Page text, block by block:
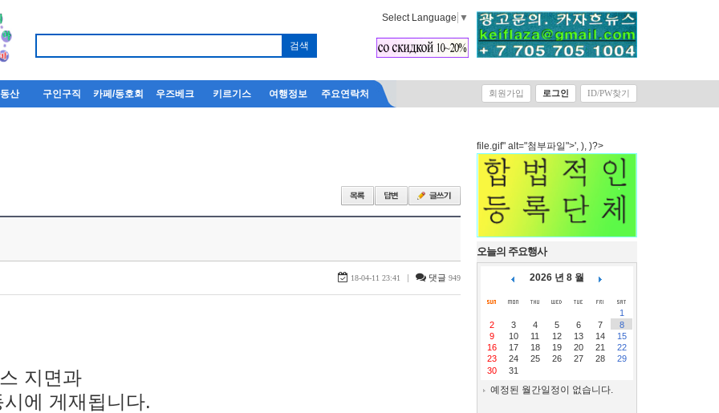
Select Language ▼
산 구인구직 카페/동호회 우즈베크 키르기스 여행정보 주요연락처 회원가입 로그인 ID/PW찾기
18-04-11 23:41 | 댓글 949
지면과
에 게재됩니다.
file.gif" alt="첨부파일">', ), )?>
오늘의 주요행사
2026 년 8 월
1
2
3 4 5 6 7
8
9
10 11 12 13 14
15
16
17 18 19 20 21
22
23
24 25 26 27 28
29
30
31
예정된 월간일정이 없습니다.